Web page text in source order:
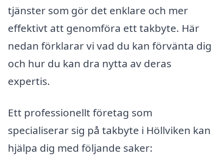
tjänster som gör det enklare och mer
effektivt att genomföra ett takbyte. Här
nedan förklarar vi vad du kan förvänta dig
och hur du kan dra nytta av deras
expertis.
Ett professionellt företag som
specialiserar sig på takbyte i Höllviken kan
hjälpa dig med följande saker: